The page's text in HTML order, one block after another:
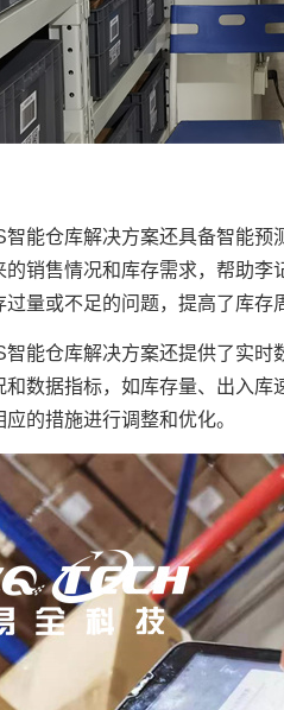
仓库解决方案还具备智能预
的销售情况和库存需求，帮助
量或不足的问题，提高了库存
仓库解决方案还提供了实时
数据指标，如库存量、出入
的措施进行调整和优化。